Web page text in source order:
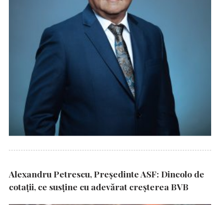
Alexandru Petrescu, Președinte ASF: Dincolo de
cotații, ce susține cu adevărat creșterea BVB